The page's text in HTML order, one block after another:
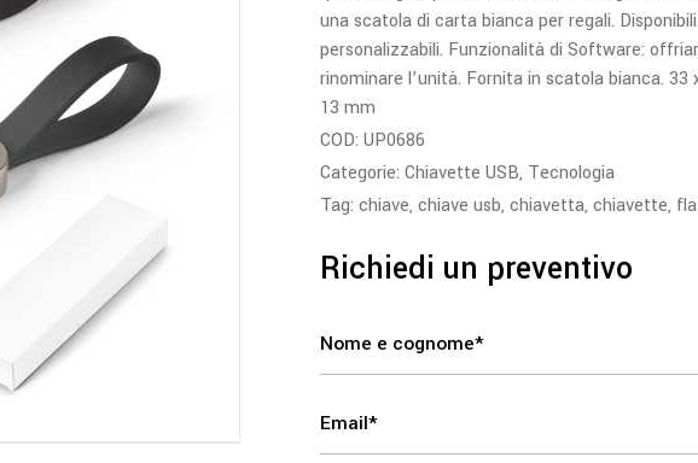
una scatola di carta bianca per regali.
personalizzabili. Funzionalità di Software:
rinominare l’unità. Fornita in scatola bianca.
13 mm
COD: UP0686
Categorie: Chiavette USB, Tecnologia
Tag: chiave, chiave usb, chiavetta, chiavette,
Richiedi un preventivo